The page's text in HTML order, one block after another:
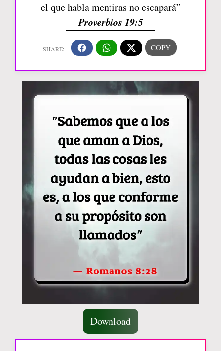
el que habla mentiras no escapará”
Proverbios 19:5
Download